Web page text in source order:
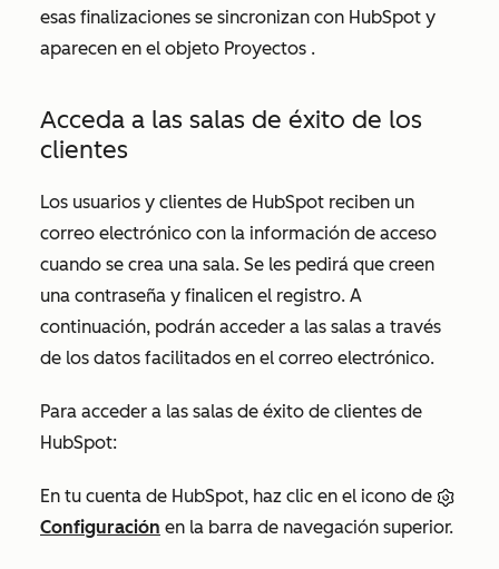
esas finalizaciones se sincronizan con HubSpot y
aparecen en el objeto Proyectos .
Acceda a las salas de éxito de los
clientes
Los usuarios y clientes de HubSpot reciben un
correo electrónico con la información de acceso
cuando se crea una sala. Se les pedirá que creen
una contraseña y finalicen el registro. A
continuación, podrán acceder a las salas a través
de los datos facilitados en el correo electrónico.
Para acceder a las salas de éxito de clientes de
HubSpot:
En tu cuenta de HubSpot, haz clic en el icono de
Configuración en la barra de navegación superior.